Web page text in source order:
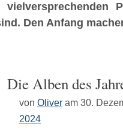
vielversprechenden
Den Anfang
Die Alben des
von Oliver am 30.
2024